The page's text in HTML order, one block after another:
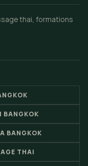
thai, formations
BANGKOK
BANGKOK
THAI